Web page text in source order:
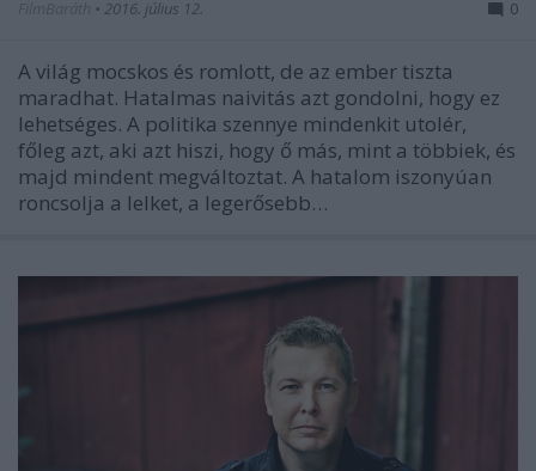
• 2016. július 12. 0
A világ mocskos és romlott, de az ember tiszta
maradhat. Hatalmas naivitás azt gondolni, hogy ez
lehetséges. A politika szennye mindenkit utolér,
főleg azt, aki azt hiszi, hogy ő más, mint a többiek, és
majd mindent megváltoztat. A hatalom iszonyúan
roncsolja a lelket, a legerősebb…